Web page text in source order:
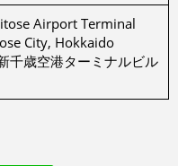
Airport Terminal
City, Hokkaido
千歳空港ターミナルビル